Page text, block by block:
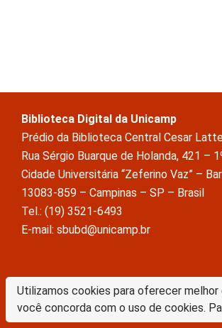
Utilizamos cookies para oferecer
você concorda com o uso de cookies.
Biblioteca Digital da Unicamp
Prédio da Biblioteca Central Cesar
Rua Sérgio Buarque de Holanda, 421 –
Cidade Universitária “Zeferino Vaz” –
13083-859 – Campinas – SP – Brasil
Tel.: (19) 3521-6493
E-mail: sbubd@unicamp.br
A Biblioteca Digital da Unicamp está licenciado
Atribuição Sem Derivações 4.0 Internacional